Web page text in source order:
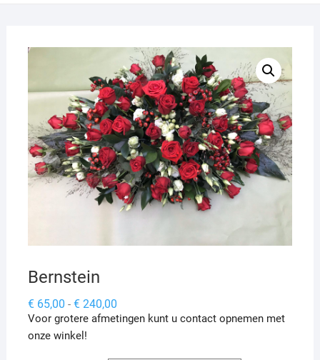
Bernstein
€65,00 - €240,00Prijsklasse:
€ 65,00
tot
Voor grotere afmetingen kunt u contact opnemen met
onze winkel!